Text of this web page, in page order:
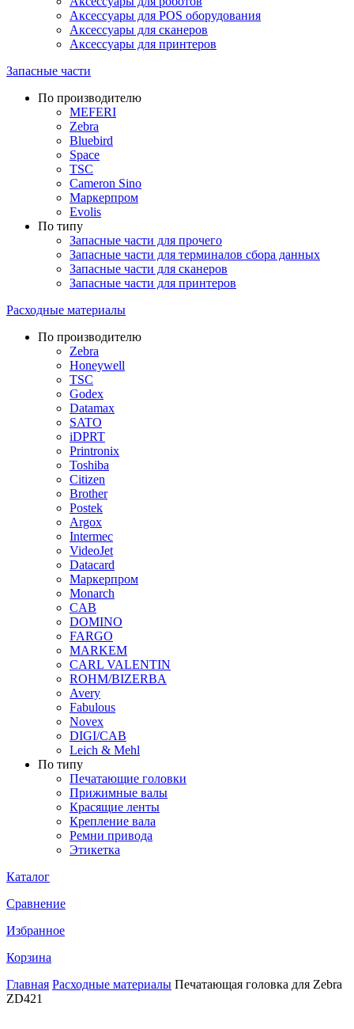
Аксессуары для POS оборудования
Аксессуары для сканеров
Аксессуары для принтеров
Запасные части
По производителю
MEFERI
Zebra
Bluebird
Space
TSC
Cameron Sino
Маркерпром
Evolis
По типу
Запасные части для прочего
Запасные части для терминалов сбора данных
Запасные части для сканеров
Запасные части для принтеров
Расходные материалы
По производителю
Zebra
Honeywell
TSC
Godex
Datamax
SATO
iDPRT
Printronix
Toshiba
Citizen
Brother
Postek
Argox
Intermec
VideoJet
Datacard
Маркерпром
Monarch
CAB
DOMINO
FARGO
MARKEM
CARL VALENTIN
ROHM/BIZERBA
Avery
Fabulous
Novex
DIGI/CAB
Leich & Mehl
По типу
Печатающие головки
Прижимные валы
Красящие ленты
Крепление вала
Ремни привода
Этикетка
Каталог
Сравнение
Избранное
Корзина
Главная Расходные материалы Печатающая головка для Zebra
ZD421